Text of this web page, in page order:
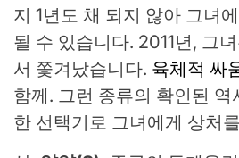
지 1년도 채 되지 않아 그녀
될 수 있습니다. 2011년, 그
서 쫓겨났습니다. 육체적 싸
함께. 그런 종류의 확인된
한 선택기로 그녀에게 상처